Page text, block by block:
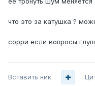
что это за катушка ?
сорри если вопросы
Вставить ник